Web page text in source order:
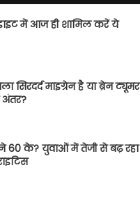
में आज ही शामिल करें ये
सिरदर्द माइग्रेन है या ब्रेन ट्यूमर
60 के? युवाओं में तेजी से बढ़ रहा